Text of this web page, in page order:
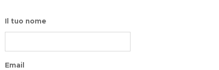
Il tuo nome
Email